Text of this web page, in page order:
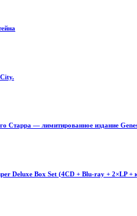
Старра — лимитированное издание
Deluxe Box Set (4CD + Blu-ray + 2×LP +